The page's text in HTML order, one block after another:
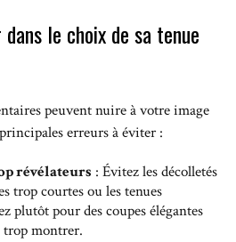
le choix de sa tenue
peuvent nuire à votre image
erreurs à éviter :
révélateurs : Évitez les décolletés
trop courtes ou les tenues
plutôt pour des coupes élégantes
trop montrer.